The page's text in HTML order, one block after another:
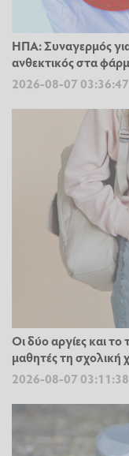
ΗΠΑ: Συναγερμός
ανθεκτικός στα
2026-08-07 03:36:47
Οι δύο αργίες και το
μαθητές τη σχολική
2026-08-07 03:11:38